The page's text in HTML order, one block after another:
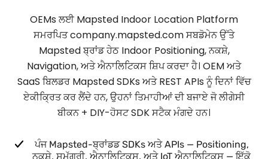
OEMs ਲਈ Mapsted Indoor Location Platform
ਸਮਰਪਿਤ company.mapsted.com ਸਬਡੋਮੇਨ ਉੱਤੇ
Mapsted ਬ੍ਰਾਂਡ ਹੇਠ Indoor Positioning, ਨਕਸ਼ੇ,
Navigation, ਅਤੇ ਐਨਾਲਿਟਿਕਸ ਸ਼ਿਪ ਕਰਦਾ ਹੈ। OEM ਅਤੇ
SaaS ਬਿਲਡਰ Mapsted SDKs ਅਤੇ REST APIs ਨੂੰ ਦਿਨਾਂ ਵਿੱਚ
ਏਕੀਕ੍ਰਿਤ ਕਰ ਲੈਂਦੇ ਹਨ, ਉਹਨਾਂ ਤਿਮਾਹੀਆਂ ਦੀ ਬਜਾਏ ਜੋ ਲੀਗੇਸੀ
ਬੀਕਨ + DIY-ਹੋਸਟ SDK ਸਟੈਕ ਮੰਗਦੇ ਹਨ।
ਪੰਜ Mapsted-ਬ੍ਰਾਂਡਡ SDKs ਅਤੇ APIs — Positioning,
ਨਕਸ਼ੇ, ਸਮੱਗਰੀ, ਐਨਾਲਿਟਿਕਸ, ਅਤੇ IoT ਐਨਾਲਿਟਿਕਸ — ਇੱਕੋ